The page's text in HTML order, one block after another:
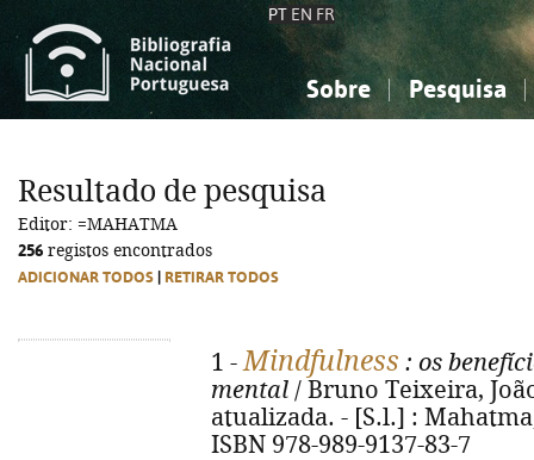
PT EN FR
Sobre Pesquisa
Ciências sociais...
Ciências sociais...
Resultado de pesquisa
Editor: =MAHATMA
256 registos encontrados
ADICIONAR TODOS RETIRAR TODOS
1 -Mindfulness : os
mental / Bruno Teixeira,
atualizada. - [S.l.] :
ISBN 978-989-9137-83-7